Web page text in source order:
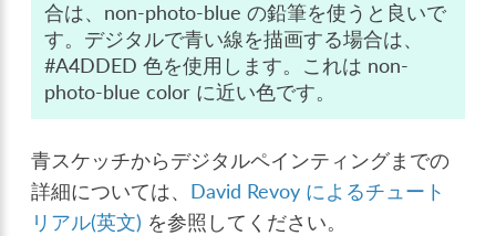
合は、non-photo-blue の鉛筆を使うと良いで
す。デジタルで青い線を描画する場合は、
#A4DDED 色を使用します。これは non-
photo-blue color に近い色です。
青スケッチからデジタルペインティングまでの
詳細については、 David Revoy によるチュート
リアル(英文) を参照してください。